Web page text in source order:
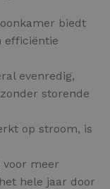
biedt
efficiëntie
evenredig,
storende
op stroom, is
voor meer
hele jaar door